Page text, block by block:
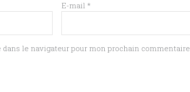
E-mail*
le navigateur pour mon prochain commentaire.